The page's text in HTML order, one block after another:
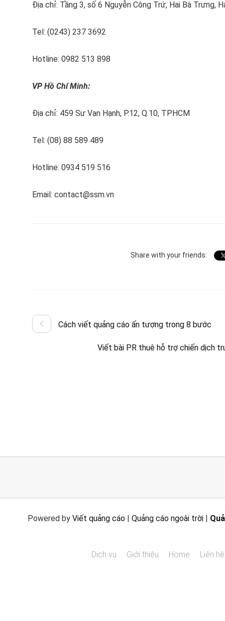
Địa chỉ: Tầng 3, số 6 Nguyễn Công Trứ, Hai Bà Trưng,
Tel: (0243) 237 3692
Hotline: 0982 513 898
VP Hồ Chí Minh:
Địa chỉ: 459 Sư Vạn Hạnh, P.12, Q.10, TPHCM
Tel: (08) 88 589 489
Hotline: 0934 519 516
Email: contact@ssm.vn
Share with your friends:
Cách viết quảng cáo ấn tượng trong 8 bước
Viết bài PR thuê hỗ trợ chiến dịch
Powered by Viết quảng cáo Quảng cáo ngoài trời
Dịch vụ Giới thiệu Home Liên hệ